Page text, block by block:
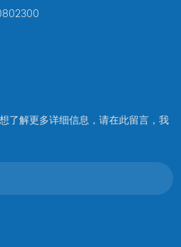
了解更多详细信息，请在此留言，我